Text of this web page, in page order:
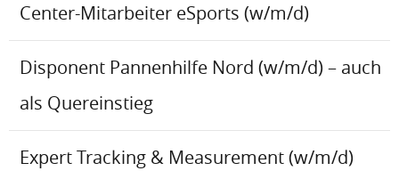
Center-Mitarbeiter eSports (w/m/d)
Disponent Pannenhilfe Nord (w/m/d) – auch
als Quereinstieg
Expert Tracking & Measurement (w/m/d)